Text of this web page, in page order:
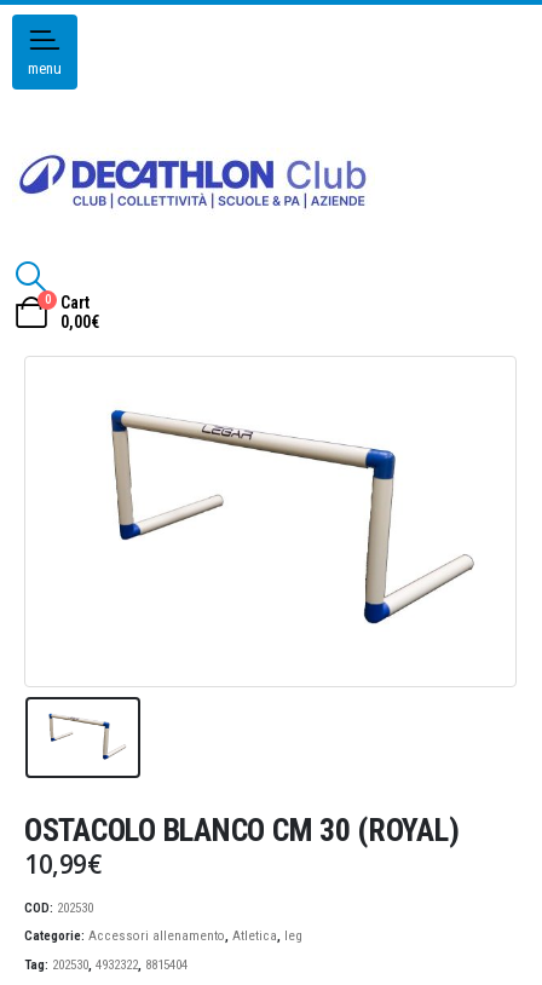
menu
0
Cart
0,00€
OSTACOLO BLANCO CM 30 (ROYAL)
10,99€
COD: 202530
Categorie: Accessori allenamento, Atletica, leg
Tag: 202530, 4932322, 8815404